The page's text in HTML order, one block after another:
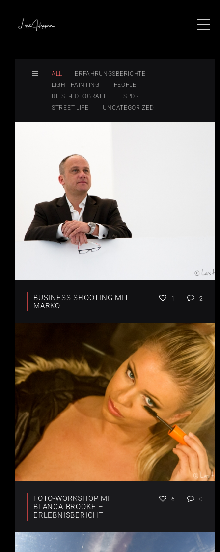
ALL
ERFAHRUNGSBERICHTE
LIGHT PAINTING
PEOPLE
REISE-FOTOGRAFIE
SPORT
STREET-LIFE
UNCATEGORIZED
BUSINESS SHOOTING MIT
MARKO
1 2
FOTO-WORKSHOP MIT
BLANCA BROOKE –
ERLEBNISBERICHT
6 0